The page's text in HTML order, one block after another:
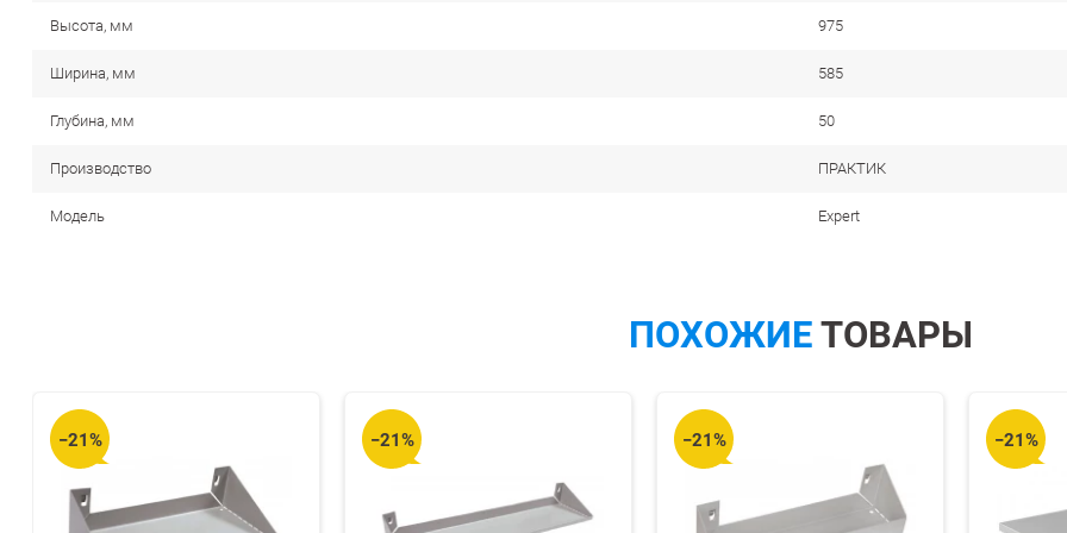
Высота, мм 975
Ширина, мм 585
Глубина, мм 50
Производство ПРАКТИК
Модель Expert
ПОХОЖИЕТОВАРЫ
−21% −21% −21% −21%